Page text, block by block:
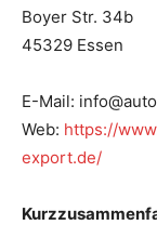
Boyer Str. 34b
45329 Essen
E-Mail:
Web: https://
export.de/